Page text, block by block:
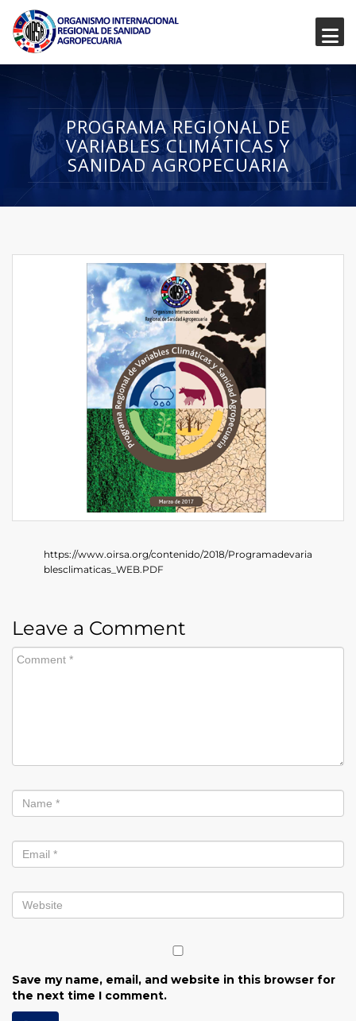
PROGRAMA REGIONAL DE
VARIABLES CLIMÁTICAS Y
SANIDAD AGROPECUARIA
https://www.oirsa.org/contenido/2018/Programadevaria
blesclimaticas_WEB.PDF
Leave a Comment
Save my name, email, and website in this browser for
the next time I comment.